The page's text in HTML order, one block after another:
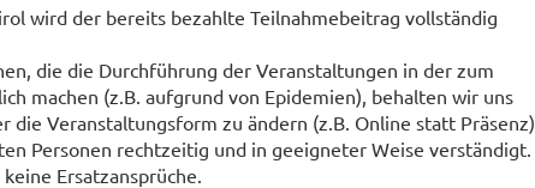
wird der bereits bezahlte Teilnahmebeitrag vollständig
die die Durchführung der Veranstaltungen in der zum
machen (z.B. aufgrund von Epidemien), behalten wir uns
die Veranstaltungsform zu ändern (z.B. Online statt Präsenz).
Personen rechtzeitig und in geeigneter Weise verständigt.
Ersatzansprüche.